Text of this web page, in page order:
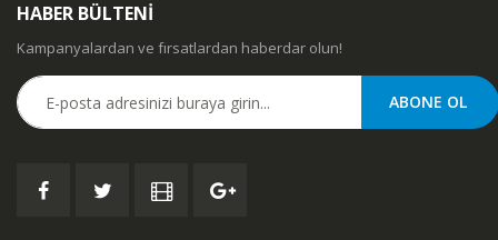
HABER BÜLTENİ
Kampanyalardan ve fırsatlardan haberdar olun!